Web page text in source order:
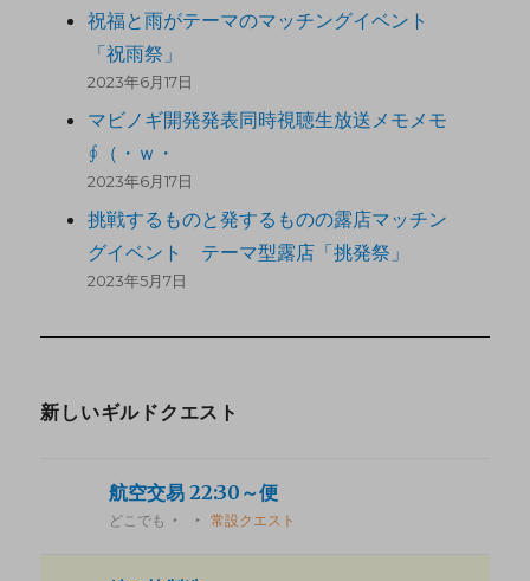
祝福と雨がテーマのマッチングイベント
「祝雨祭」
2023年6月17日
マビノギ開発発表同時視聴生放送メモメモ
∮（・ｗ・
2023年6月17日
挑戦するものと発するものの露店マッチン
グイベント テーマ型露店「挑発祭」
2023年5月7日
新しいギルドクエスト
航空交易 22:30～便
どこでも 常設クエスト